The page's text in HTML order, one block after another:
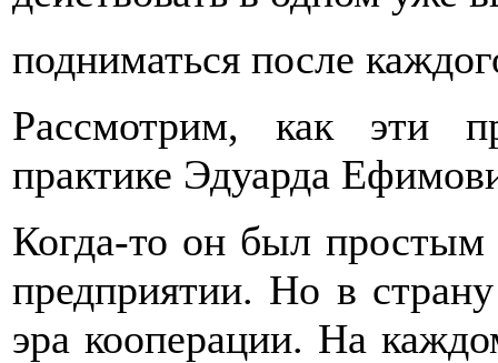
подниматься после
Рассмотрим, как эти
практике Эдуарда
Когда-то он был простым
предприятии. Но в
эра кооперации. На